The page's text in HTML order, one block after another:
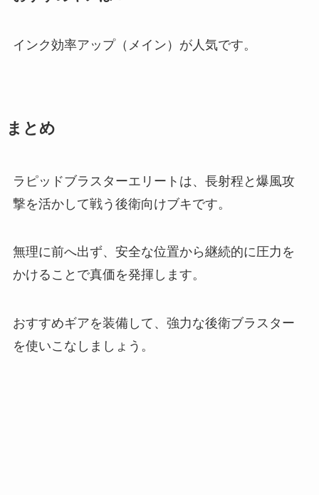
インク効率アップ（メイン）が人気です。
まとめ
ラピッドブラスターエリートは、長射程と爆風攻
撃を活かして戦う後衛向けブキです。
無理に前へ出ず、安全な位置から継続的に圧力を
かけることで真価を発揮します。
おすすめギアを装備して、強力な後衛ブラスター
を使いこなしましょう。